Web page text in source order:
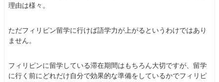
理由は様々。
ただフィリピン留学に行けば語学力が上がるというわけではあり
ません。
フィリピンに留学している滞在期間はもちろん大切ですが、留学
に行く前にどれだけ自分で効果的な準備をしているかでフィリピ